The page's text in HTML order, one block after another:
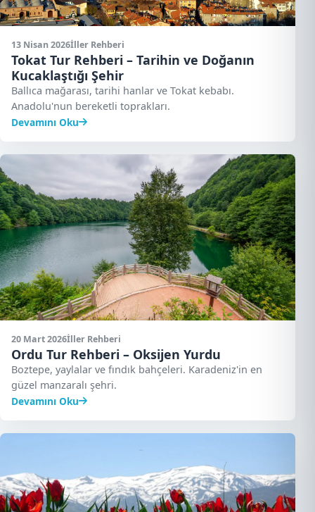
13 Nisan 2026İller Rehberi
Tokat Tur Rehberi – Tarihin ve Doğanın
Kucaklaştığı Şehir
Ballıca mağarası, tarihi hanlar ve Tokat kebabı.
Anadolu'nun bereketli toprakları.
Devamını Oku
20 Mart 2026İller Rehberi
Ordu Tur Rehberi – Oksijen Yurdu
Boztepe, yaylalar ve fındık bahçeleri. Karadeniz'in en
güzel manzaralı şehri.
Devamını Oku